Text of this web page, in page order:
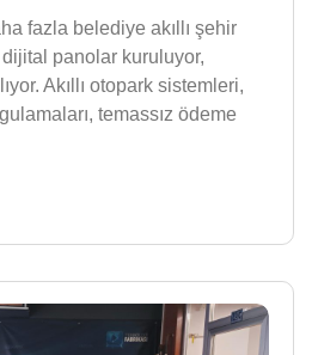
fazla belediye akıllı şehir
dijital panolar kuruluyor,
Akıllı otopark sistemleri,
temassız ödeme